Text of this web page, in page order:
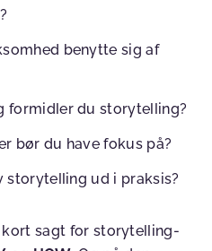
benytte sig af
formidler du storytelling?
bør du have fokus på?
storytelling ud i praksis?
sagt for storytelling-